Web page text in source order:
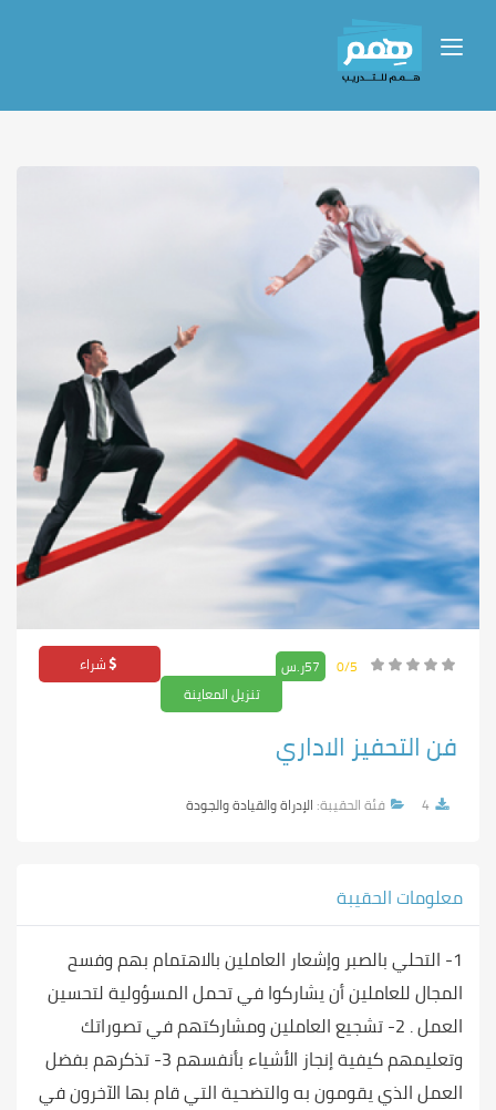
0/5 57ر.س
شراء
تنزيل المعاينة
فن التحفيز الاداري
4 فئة الحقيبة: الإدراة والقيادة والجودة
معلومات الحقيبة
1- التحلي بالصبر وإشعار العاملين بالاهتمام بهم وفسح
المجال للعاملين أن يشاركوا في تحمل المسؤولية لتحسين
العمل . 2- تشجيع العاملين ومشاركتهم في تصوراتك
وتعليمهم كيفية إنجاز الأشياء بأنفسهم 3- تذكرهم بفضل
العمل الذي يقومون به والتضحية التي قام بها الآخرون في